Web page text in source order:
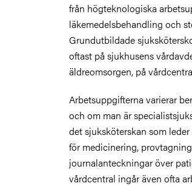
från högteknologiska
läkemedelsbehandling och
Grundutbildade
oftast på sjukhusens
äldreomsorgen, på
Arbetsuppgifterna varierar
och om man är
det sjuksköterskan som
för medicinering,
journalanteckningar över
vårdcentral ingår även ofta